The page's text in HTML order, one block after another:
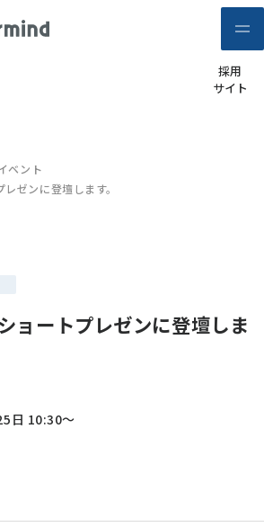
採用
サイト
ベント
ゼンに登壇します。
ョートプレゼンに登壇しま
日 10:30～